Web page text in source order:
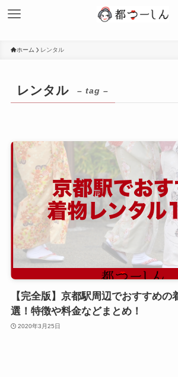
ホーム レンタル
レンタル – tag –
【完全版】京都駅周辺でおすすめの
選！特徴や料金などまとめ！
2020年3月25日